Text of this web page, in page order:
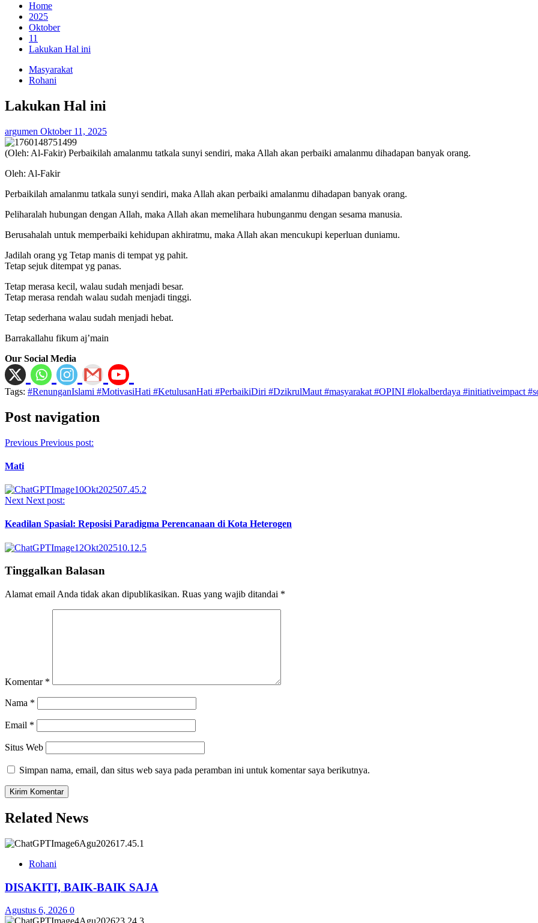
Home
2025
Oktober
11
Lakukan Hal ini
Masyarakat
Rohani
Lakukan Hal ini
argumen Oktober 11, 2025
(Oleh: Al-Fakir) Perbaikilah amalanmu tatkala sunyi sendiri, maka Allah akan perbaiki amalanmu dihadapan banyak orang.
Oleh: Al-Fakir
Perbaikilah amalanmu tatkala sunyi sendiri, maka Allah akan perbaiki amalanmu dihadapan banyak orang.
Peliharalah hubungan dengan Allah, maka Allah akan memelihara hubunganmu dengan sesama manusia.
Berusahalah untuk memperbaiki kehidupan akhiratmu, maka Allah akan mencukupi keperluan duniamu.
Jadilah orang yg Tetap manis di tempat yg pahit.
Tetap sejuk ditempat yg panas.
Tetap merasa kecil, walau sudah menjadi besar.
Tetap merasa rendah walau sudah menjadi tinggi.
Tetap sederhana walau sudah menjadi hebat.
Barrakallahu fikum aj’main
Our Social Media
Tags: #RenunganIslami #MotivasiHati #KetulusanHati #PerbaikiDiri #DzikrulMaut #masyarakat #OPINI #lokalberdaya #initiativeimpact
Post navigation
Previous Previous post:
Mati
Next Next post:
Keadilan Spasial: Reposisi Paradigma Perencanaan di Kota Heterogen
Tinggalkan Balasan
Alamat email Anda tidak akan dipublikasikan. Ruas yang wajib ditandai *
Komentar *
Nama *
Email *
Situs Web
Simpan nama, email, dan situs web saya pada peramban ini untuk komentar saya berikutnya.
Related News
Rohani
DISAKITI, BAIK-BAIK SAJA
Agustus 6, 2026 0